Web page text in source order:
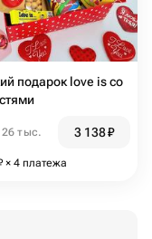
подарок love is со
26 тыс. 3 138₽
× 4 платежа